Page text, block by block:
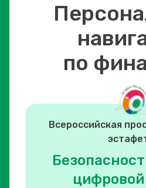
по
Всероссийская